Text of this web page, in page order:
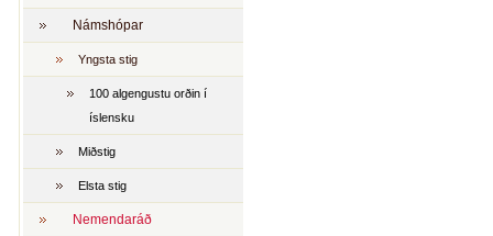
Námshópar
Yngsta stig
100 algengustu orðin í
íslensku
Miðstig
Elsta stig
Nemendaráð